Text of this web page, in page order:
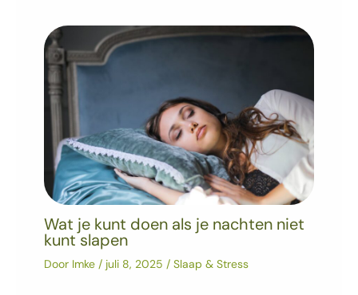
Wat je kunt doen als je nachten niet
kunt slapen
Door Imke / juli 8, 2025 / Slaap & Stress